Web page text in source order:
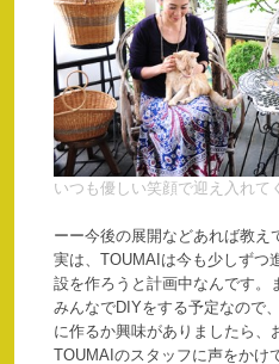
いつも優しい笑顔で迎え入れて
ーー今後の展開などあれば教え
実は、TOUMAIは今も少しずつ
設を作ろうと計画中なんです。
みんなでDIYをする予定なので
に作るか興味がありましたら、
TOUMAIのスタッフに声をかけ